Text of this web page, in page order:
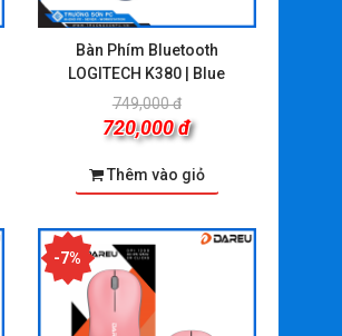
Personal English APAC Subscr 1YR
Medialess FPP/ Box
1,999,000 đ
1,639,000 đ
Bàn Phím Bluetooth
LOGITECH K380 | Blue
749,000 đ
720,000 đ
Thêm vào giỏ
-7%